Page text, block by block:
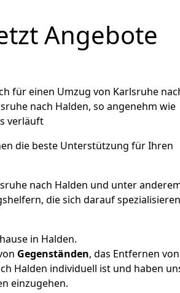
Angebote
für einen Umzug von Karlsruhe
nach Halden, so angenehm wie
verläuft
die beste Unterstützung für Ihren
nach Halden und unter
die sich darauf
in Halden.
Gegenständen, das Entfernen von
Halden individuell ist und haben
einzugehen.